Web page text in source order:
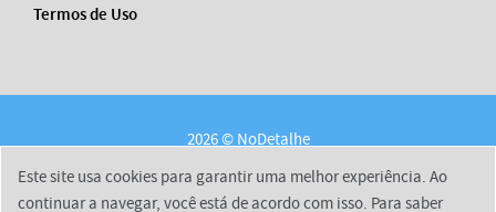
Termos de Uso
2026 © NoDetalhe
Sobre a WebGo Content
Políticas de Privacidade
Este site usa cookies para garantir uma melhor experiência. Ao
continuar a navegar, você está de acordo com isso. Para saber